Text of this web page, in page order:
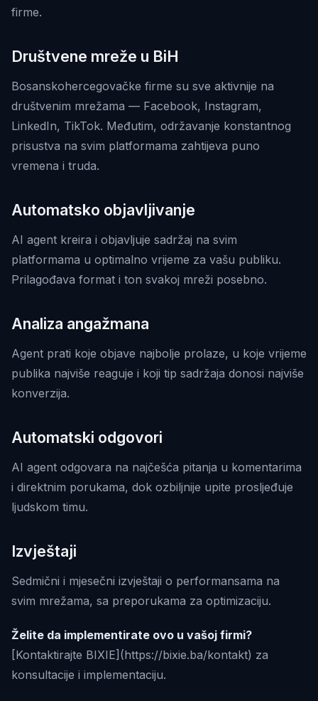
firme.
Društvene mreže u BiH
Bosanskohercegovačke firme su sve aktivnije na
društvenim mrežama — Facebook, Instagram,
LinkedIn, TikTok. Međutim, održavanje konstantnog
prisustva na svim platformama zahtijeva puno
vremena i truda.
Automatsko objavljivanje
AI agent kreira i objavljuje sadržaj na svim
platformama u optimalno vrijeme za vašu publiku.
Prilagođava format i ton svakoj mreži posebno.
Analiza angažmana
Agent prati koje objave najbolje prolaze, u koje vrijeme
publika najviše reaguje i koji tip sadržaja donosi najviše
konverzija.
Automatski odgovori
AI agent odgovara na najčešća pitanja u komentarima
i direktnim porukama, dok ozbiljnije upite prosljeđuje
ljudskom timu.
Izvještaji
Sedmični i mjesečni izvještaji o performansama na
svim mrežama, sa preporukama za optimizaciju.
Želite da implementirate ovo u vašoj firmi?
[Kontaktirajte BIXIE](https://bixie.ba/kontakt) za
konsultacije i implementaciju.